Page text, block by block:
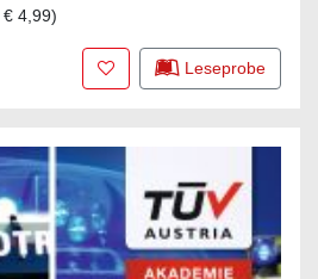
€ 4,99)
Zur Merkliste hinzufügen
Leseprobe